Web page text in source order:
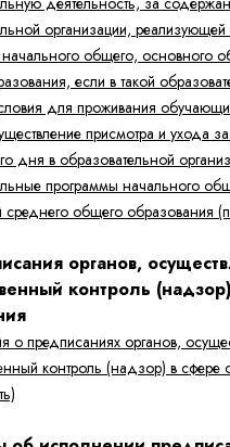
организации,
общего, основного
если в такой
для проживания
присмотра и ухода
дня в образовательной
программы начального
общего образования
органов,
контроль
о предписаниях органов,
контроль (надзор) в сфере